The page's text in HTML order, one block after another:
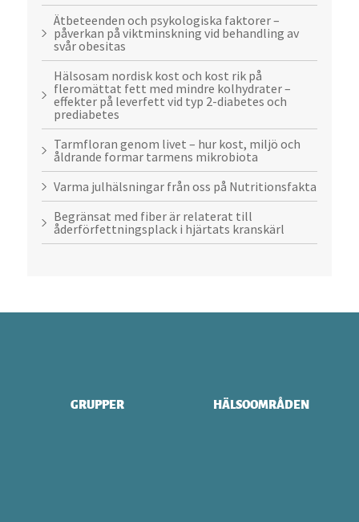
Ätbeteenden och psykologiska faktorer –
påverkan på viktminskning vid behandling av
svår obesitas
Hälsosam nordisk kost och kost rik på
fleromättat fett med mindre kolhydrater –
effekter på leverfett vid typ 2-diabetes och
prediabetes
Tarmfloran genom livet – hur kost, miljö och
åldrande formar tarmens mikrobiota
Varma julhälsningar från oss på Nutritionsfakta
Begränsat med fiber är relaterat till
åderförfettningsplack i hjärtats kranskärl
GRUPPER HÄLSOOMRÅDEN